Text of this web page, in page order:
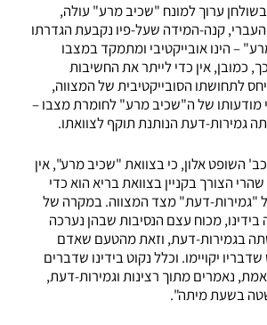
ערוך למונח "שכיב מרע" עולה,
קנה-המידה שעל-פיו נקבעת הגדרתו
– הינו אובייקטיבי ומתמקד במצבו
כמובן, אין כדי לייתר את החשיבות
לתחושתו הסובייקטיבית של המצווה,
מודעותו של ה"שכיב מרע" לחומרת מצבו –
גמירות-דעת הנותנת תוקף לצוואתו.
80 הוסיף כב' השופט אלון, כי בצוואת "שכיב מרע", אין
שהרי הצורך בקניין בצוואת בריא הוא כדי
"גמירות-דעת" מצד המצווה. במקרה של
מכוח עצם הנסיבות שבהן נערכה
בגמירות-דעת, וזאת מהטעם שאדם
יקויימו. וכלל נקוט בידינו שדברים
נאמרים מתוך רצינות וגמירות-דעת,
בשעת מיתה".